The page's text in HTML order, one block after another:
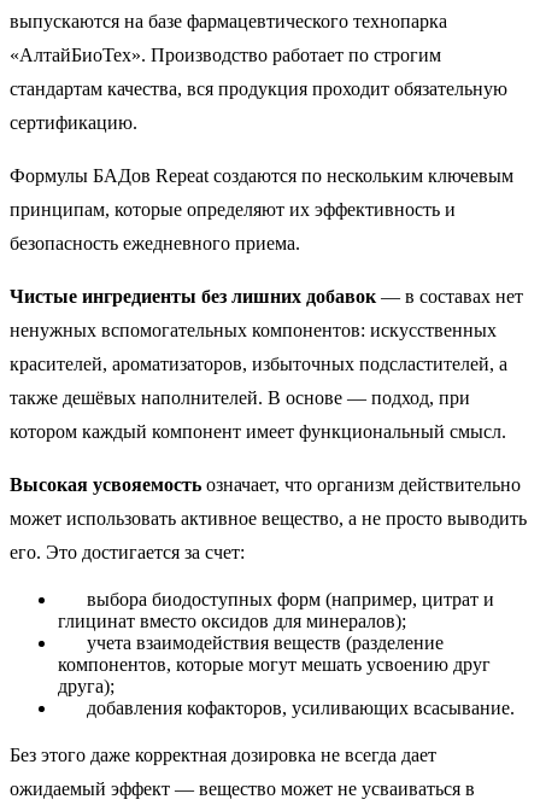
выпускаются на базе фармацевтического технопарка
«АлтайБиоТех». Производство работает по строгим
стандартам качества, вся продукция проходит обязательную
сертификацию.
Формулы БАДов Repeat создаются по нескольким ключевым
принципам, которые определяют их эффективность и
безопасность ежедневного приема.
Чистые ингредиенты без лишних добавок — в составах нет
ненужных вспомогательных компонентов: искусственных
красителей, ароматизаторов, избыточных подсластителей, а
также дешёвых наполнителей. В основе — подход, при
котором каждый компонент имеет функциональный смысл.
Высокая усвояемость означает, что организм действительно
может использовать активное вещество, а не просто выводить
его. Это достигается за счет:
выбора биодоступных форм (например, цитрат и
глицинат вместо оксидов для минералов);
учета взаимодействия веществ (разделение
компонентов, которые могут мешать усвоению друг
друга);
добавления кофакторов, усиливающих всасывание.
Без этого даже корректная дозировка не всегда дает
ожидаемый эффект — вещество может не усваиваться в